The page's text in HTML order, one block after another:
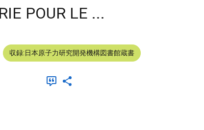
POUR LE ...
収録:日本原子力研究開発機構図書館蔵書